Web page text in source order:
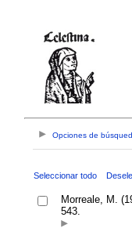
Opciones de
Seleccionar todo
Morreale, M.
543.